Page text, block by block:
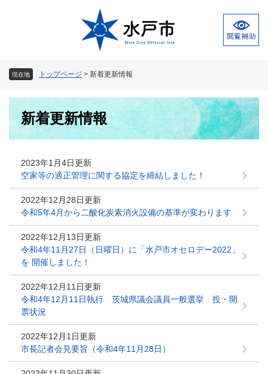
現在地 トップページ > 新着更新情報
新着更新情報
2023年1月4日更新
空家等の適正管理に関する協定を締結しました！
2022年12月28日更新
令和5年4月から二酸化炭素消火設備の基準が変わります
2022年12月13日更新
令和4年11月27日（日曜日）に「水戸市オセロデー2022」
を 開催しました！
2022年12月11日更新
令和4年12月11日執行 茨城県議会議員一般選挙 投・開
票状況
2022年12月1日更新
市長記者会見要旨（令和4年11月28日）